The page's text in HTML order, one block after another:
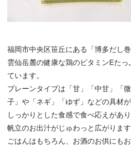
福岡市中央区笹丘にある「博多だし巻
雲仙岳麓の健康な鶏のビタミンEた
ています。
プレーンタイプは「甘」「中甘」「
子」や「ネギ」「ゆず」などの具材
しっかりとした食感で食べ応えがあ
帆立のお出汁がじゅわっと広がります
ごはんはもちろん、お酒のお供にもお